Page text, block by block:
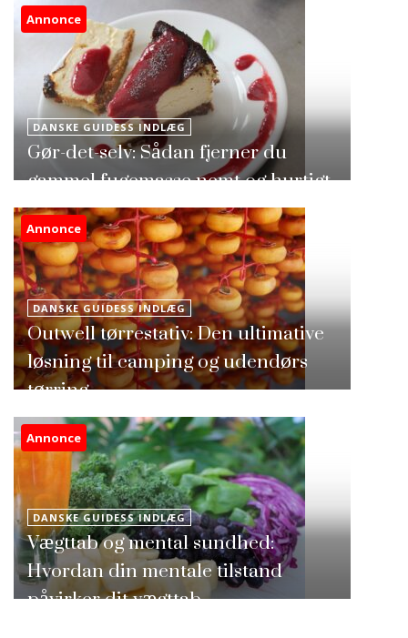
Annonce
DANSKE GUIDESS INDLÆG
Gør-det-selv: Sådan fjerner du
gammel fugemasse nemt og hurtigt
Annonce
DANSKE GUIDESS INDLÆG
Outwell tørrestativ: Den ultimative
løsning til camping og udendørs
tørring
Annonce
DANSKE GUIDESS INDLÆG
Vægttab og mental sundhed:
Hvordan din mentale tilstand
påvirker dit vægttab